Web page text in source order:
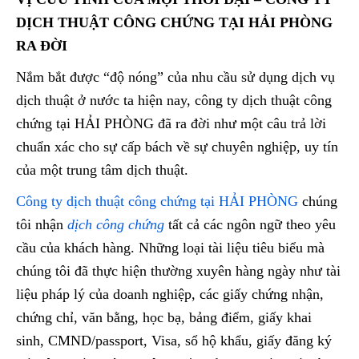
DỊCH THUẬT CÔNG CHỨNG TẠI HẢI PHÒNG
RA ĐỜI
Nắm bắt được “độ nóng” của nhu cầu sử dụng dịch vụ
dịch thuật ở nước ta hiện nay, công ty dịch thuật công
chứng tại HẢI PHÒNG đã ra đời như một câu trả lời
chuẩn xác cho sự cấp bách về sự chuyên nghiệp, uy tín
của một trung tâm dịch thuật.
Công ty dịch thuật công chứng tại HẢI PHÒNG chúng
tôi nhận dịch công chứng tất cả các ngôn ngữ theo yêu
cầu của khách hàng. Những loại tài liệu tiêu biểu mà
chúng tôi đã thực hiện thường xuyên hàng ngày như tài
liệu pháp lý của doanh nghiệp, các giấy chứng nhận,
chứng chỉ, văn bằng, học bạ, bảng điểm, giấy khai
sinh, CMND/passport, Visa, sổ hộ khẩu, giấy đăng ký